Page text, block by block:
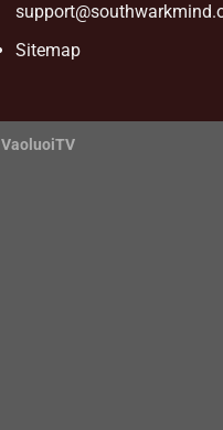
Sitemap
VaoluoiTV